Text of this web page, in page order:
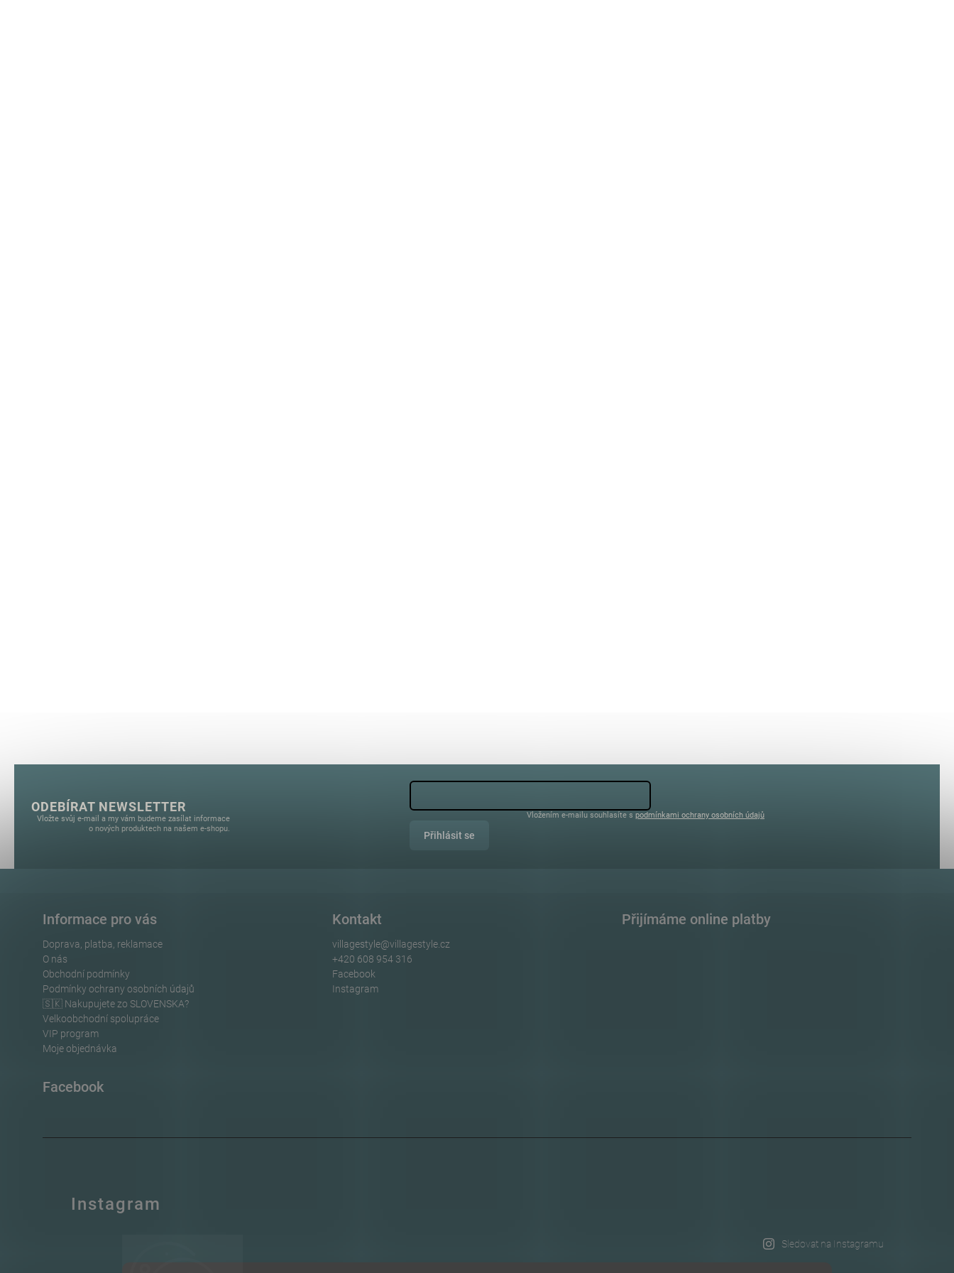
ODEBÍRAT NEWSLETTER
Vložte svůj e-mail a my vám budeme zasílat informace
o nových produktech na našem e-shopu.
Vložením e-mailu souhlasíte s podmínkami ochrany osobních údajů
Přihlásit se
Informace pro vás
Doprava, platba, reklamace
O nás
Obchodní podmínky
Podmínky ochrany osobních údajů
🇸🇰 Nakupujete zo SLOVENSKA?
Velkoobchodní spolupráce
VIP program
Moje objednávka
Kontakt
villagestyle@villagestyle.cz
+420 608 954 316
Facebook
Instagram
Přijímáme online platby
Facebook
Instagram
Sledovat na Instagramu